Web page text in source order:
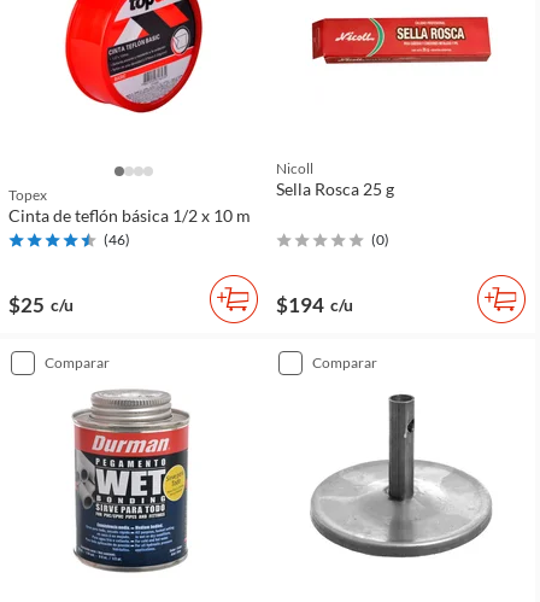
Topex
Cinta de teflón básica 1/2 x 10 m
(46)
$25 c/u
Nicoll
Sella Rosca 25 g
(0)
$194 c/u
comparar comparar